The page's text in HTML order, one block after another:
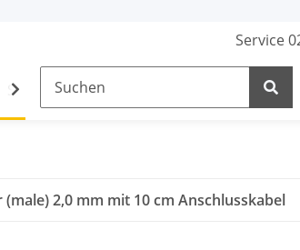
Service
Stecker / Buchsen Lade- /
(male) 2,0 mm mit 10 cm Anschlusskabel